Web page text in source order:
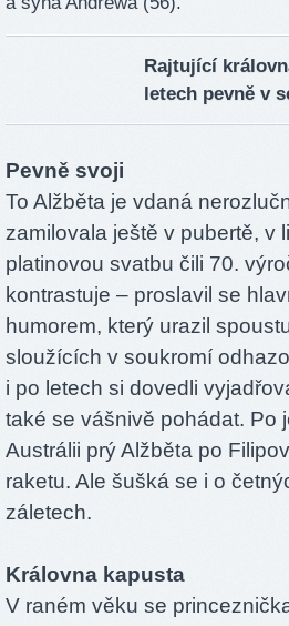
Rajtující
letech pevně v
Pevně svoji
To Alžběta je vdaná
zamilovala ještě v pubertě, v
platinovou svatbu čili 70.
kontrastuje – proslavil se
humorem, který urazil
sloužících v soukromí
i po letech si dovedli
také se vášnivě pohádat. Po
Austrálii prý Alžběta po
raketu. Ale šušká se i o
záletech.
Královna kapusta
V raném věku se